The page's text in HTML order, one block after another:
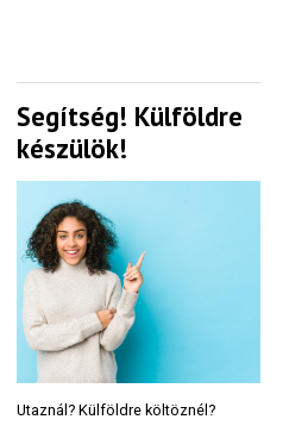
Segítség! Külföldre
készülök!
Utaznál? Külföldre költöznél?